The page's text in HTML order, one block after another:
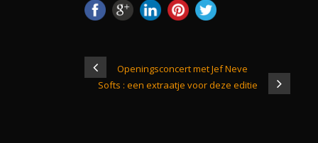
Openingsconcert met Jef Neve
Softs : een extraatje voor deze editie